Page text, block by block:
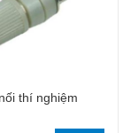
thí nghiệm